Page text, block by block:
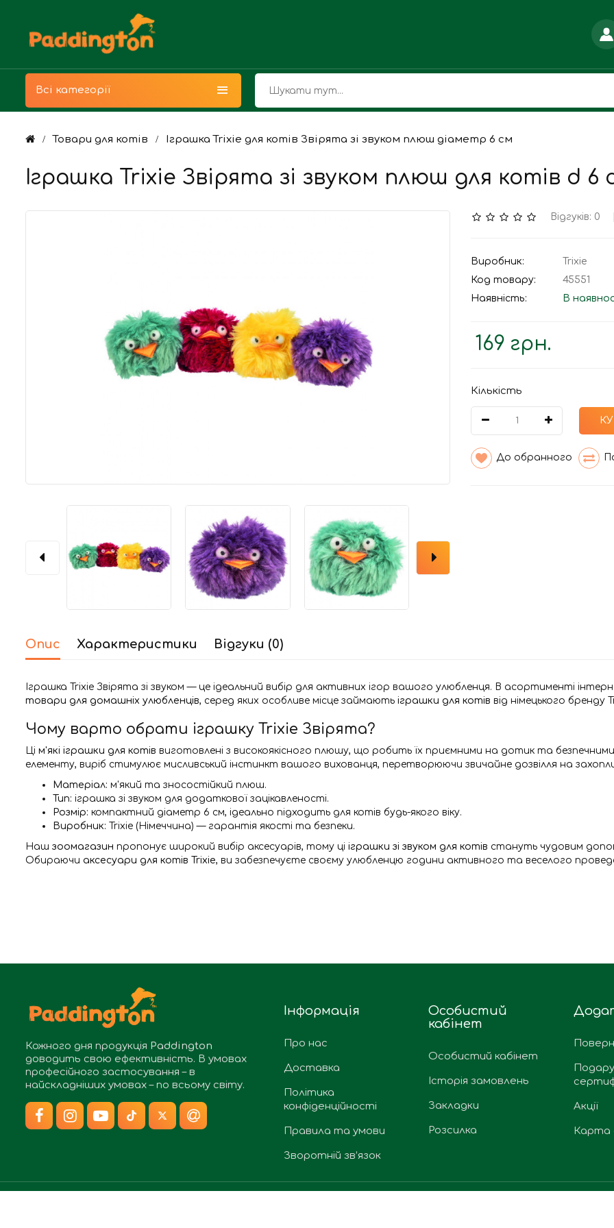
Всі категорії
Товари для котів Іграшка Trixie для котів Звірята зі звуком плюш діаметр 6 см
Іграшка Trixie Звірята зі звуком плюш для котів d 6
Відгуків: 0
Виробник:
Trixie
Код товару:
45551
Наявність:
В
169 грн.
Кількість
До обранного
Опис Характеристики Відгуки (0)
Іграшка Trixie Звірята зі звуком — це ідеальний вибір для активних ігор вашого улюбленця. В асортименті
товари для домашніх улюбленців, серед яких особливе місце займають іграшки для котів від німецького бренду
Чому варто обрати іграшку Trixie Звірята?
Ці м'які іграшки для котів виготовлені з високоякісного плюшу, що робить їх приємними на дотик та
елементу, виріб стимулює мисливський інстинкт вашого вихованця, перетворюючи звичайне дозвілля на
Матеріал: м'який та зносостійкий плюш.
Тип: іграшка зі звуком для додаткової зацікавленості.
Розмір: компактний діаметр 6 см, ідеально підходить для котів будь-якого віку.
Виробник: Trixie (Німеччина) — гарантія якості та безпеки.
Наш зоомагазин пропонує широкий вибір аксесуарів, тому ці іграшки зі звуком для котів стануть чудовим
Обираючи аксесуари для котів Trixie, ви забезпечуєте своєму улюбленцю години активного та веселого
Кожного дня продукція Paddington
доводить свою ефективність. В умовах
професійного застосування – в
найскладніших умовах – по всьому світу.
Інформація
Про нас
Доставка
Політика
конфіденційності
Правила та умови
Зворотній зв’язок
Особистий
кабінет
Особистий кабінет
Історія замовлень
Закладки
Розсилка
Акції
Карта